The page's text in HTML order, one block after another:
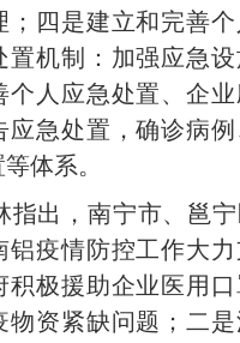
；四是建立和完善
置机制：加强应急
个人应急处置、企业
应急处置，确诊病
体系。
出，南宁市、邕宁
铝疫情防控工作大
积极援助企业医用
物资紧缺问题；二